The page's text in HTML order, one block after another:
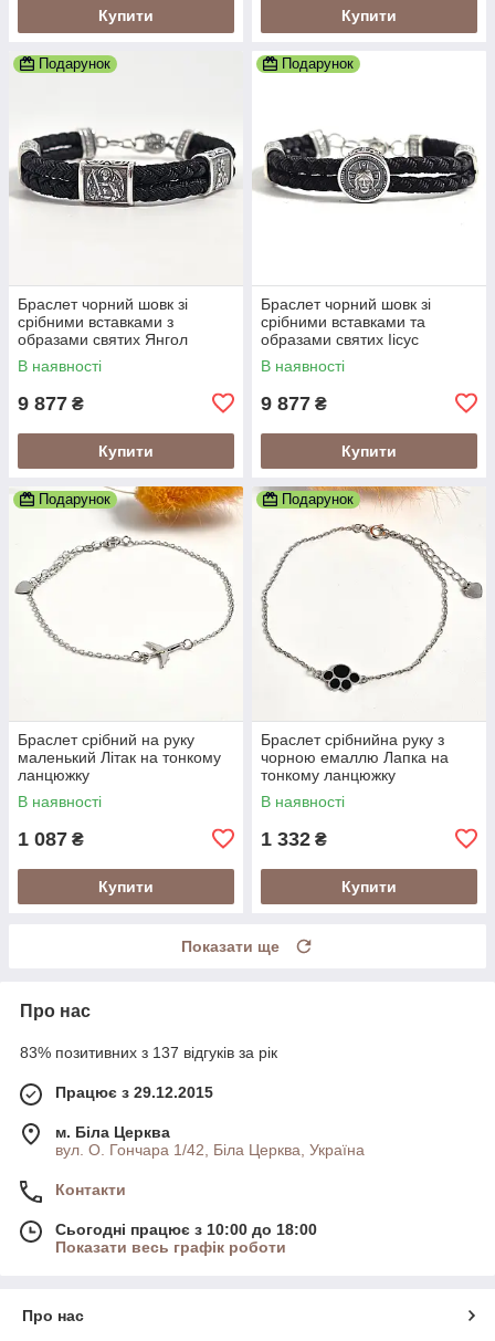
Купити Купити
Подарунок
Браслет чорний шовк зі
срібними вставками з
образами святих Янгол
Охоронець
В наявності
9 877 ₴
Купити
Подарунок
Браслет чорний шовк зі
срібними вставками та
образами святих Іісус
Христос
В наявності
9 877 ₴
Купити
Подарунок
Браслет срібний на руку
маленький Літак на тонкому
ланцюжку
В наявності
1 087 ₴
Купити
Подарунок
Браслет срібнийна руку з
чорною емаллю Лапка на
тонкому ланцюжку
В наявності
1 332 ₴
Купити
Показати ще
Про нас
83% позитивних з 137 відгуків за рік
Працює з 29.12.2015
м. Біла Церква
вул. О. Гончара 1/42, Біла Церква, Україна
Контакти
Сьогодні працює з 10:00 до 18:00
Показати весь графік роботи
Про нас